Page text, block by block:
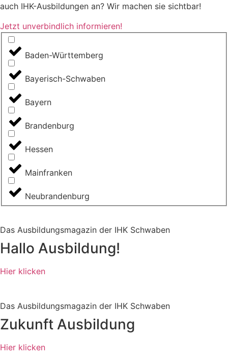
auch IHK-Ausbildungen an? Wir machen sie sichtbar!
Jetzt unverbindlich informieren!
Baden-Württemberg
Bayerisch-Schwaben
Bayern
Brandenburg
Hessen
Mainfranken
Neubrandenburg
Das Ausbildungsmagazin der IHK Schwaben
Hallo Ausbildung!
Hier klicken
Das Ausbildungsmagazin der IHK Schwaben
Zukunft Ausbildung
Hier klicken